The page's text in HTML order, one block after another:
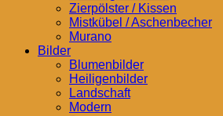
Zierpölster / Kissen
Mistkübel / Aschenbecher
Murano
Bilder
Blumenbilder
Heiligenbilder
Landschaft
Modern